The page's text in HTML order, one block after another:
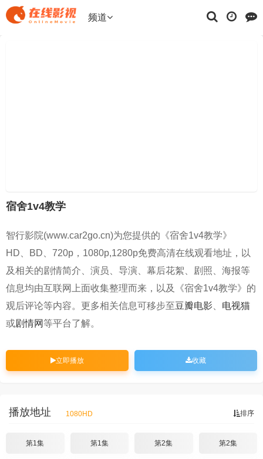
频道
宿舍1v4教学
智行影院(www.car2go.cn)为您提供的《宿舍1v4教学》
HD、BD、720p，1080p,1280p免费高清在线观看地址，以
及相关的剧情简介、演员、导演、幕后花絮、剧照、海报等
信息均由互联网上面收集整理而来，以及《宿舍1v4教学》的
观后评论等内容。更多相关信息可移步至豆瓣电影
电视猫
或剧情网 等平台了解。
立即播放 收藏
排序
播放地址 1080HD
第1集 第1集 第2集 第2集